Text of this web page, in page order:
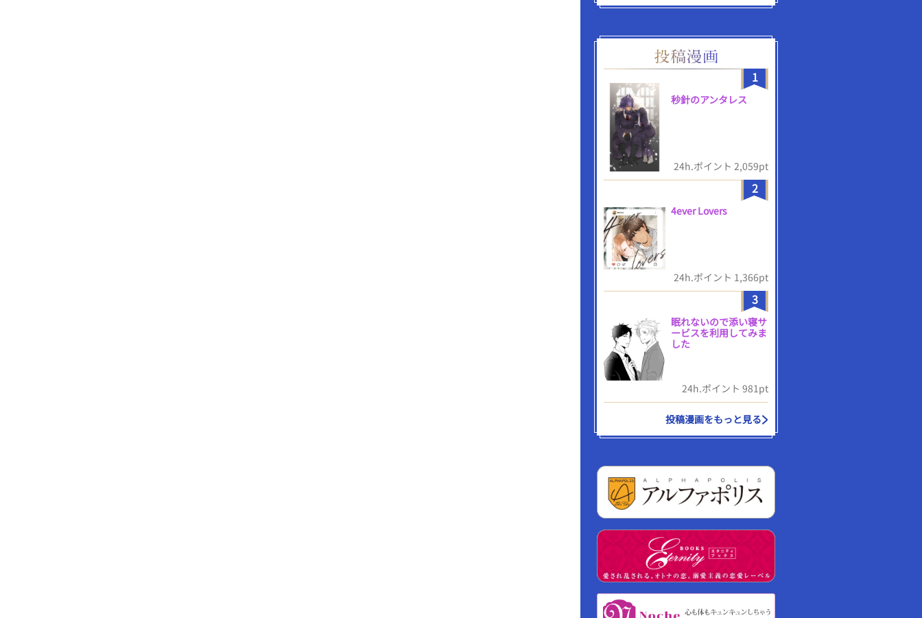
1
秒針のアンタレス
24h.ポイント 2,059pt
2
4ever Lovers
24h.ポイント 1,366pt
3
眠れないので添い寝サ
ービスを利用してみま
した
24h.ポイント 981pt
投稿漫画をもっと見る